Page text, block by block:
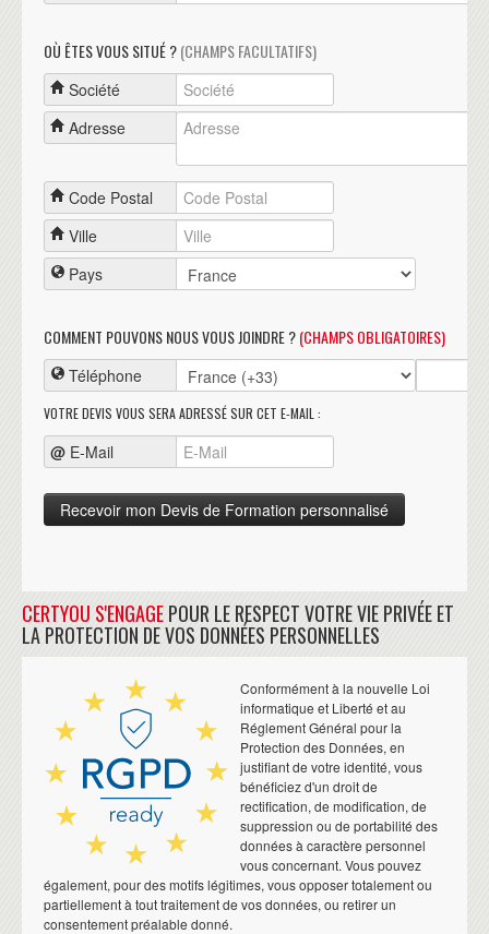
OÙ ÊTES VOUS SITUÉ ?(CHAMPS FACULTATIFS)
Société
Adresse
Code Postal
Ville
Pays
COMMENT POUVONS NOUS VOUS JOINDRE ?(CHAMPS OBLIGATOIRES)
Téléphone
VOTRE DEVIS VOUS SERA ADRESSÉ SUR CET E-MAIL :
@ E-Mail
CERTYOU S'ENGAGEPOUR LE RESPECT VOTRE VIE PRIVÉE ET
LA PROTECTION DE VOS DONNÉES PERSONNELLES
Conformément à la nouvelle Loi
informatique et Liberté et au
Réglement Général pour la
Protection des Données, en
justifiant de votre identité, vous
bénéficiez d'un droit de
rectification, de modification, de
suppression ou de portabilité des
données à caractère personnel
vous concernant. Vous pouvez
également, pour des motifs légitimes, vous opposer totalement ou
partiellement à tout traitement de vos données, ou retirer un
consentement préalable donné.